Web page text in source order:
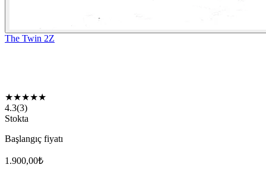
The Twin 2Z
★★★★★
4.3(3)
Stokta
Başlangıç fiyatı
1.900,00₺